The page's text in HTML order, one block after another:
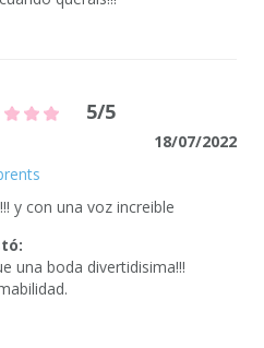
5/5
18/07/2022
y con una voz increible
una boda divertidisima!!!